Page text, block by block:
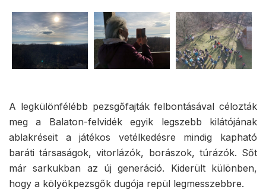
A legkülönfélébb pezsgőfajták felbontásával célozták
meg a Balaton-felvidék egyik legszebb kilátójának
ablakréseit a játékos vetélkedésre mindig kapható
baráti társaságok, vitorlázók, borászok, túrázók. Sőt
már sarkukban az új generáció. Kiderült különben,
hogy a kölyökpezsgők dugója repül legmesszebbre.